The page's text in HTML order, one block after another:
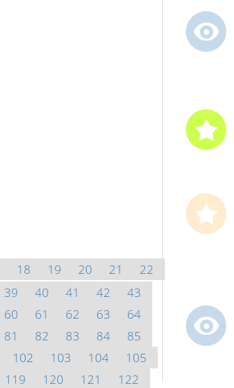
18 19 20 21
22
39 40 41 42
43
60 61 62 63
64
81 82 83 84
85
102 103 104
105
119 120 121
122